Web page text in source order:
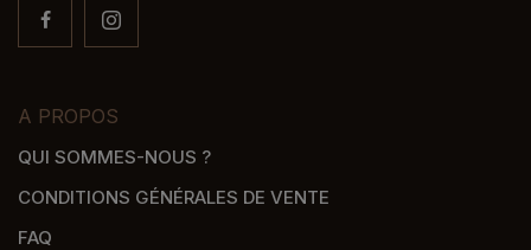
A PROPOS
QUI SOMMES-NOUS ?
CONDITIONS GÉNÉRALES DE VENTE
FAQ